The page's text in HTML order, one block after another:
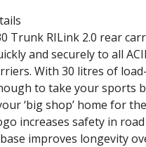
Trunk RILink 2.0 rear
and securely to all
With 30 litres of
to take your sports
‘big shop’ home for
increases safety in
improves longevity